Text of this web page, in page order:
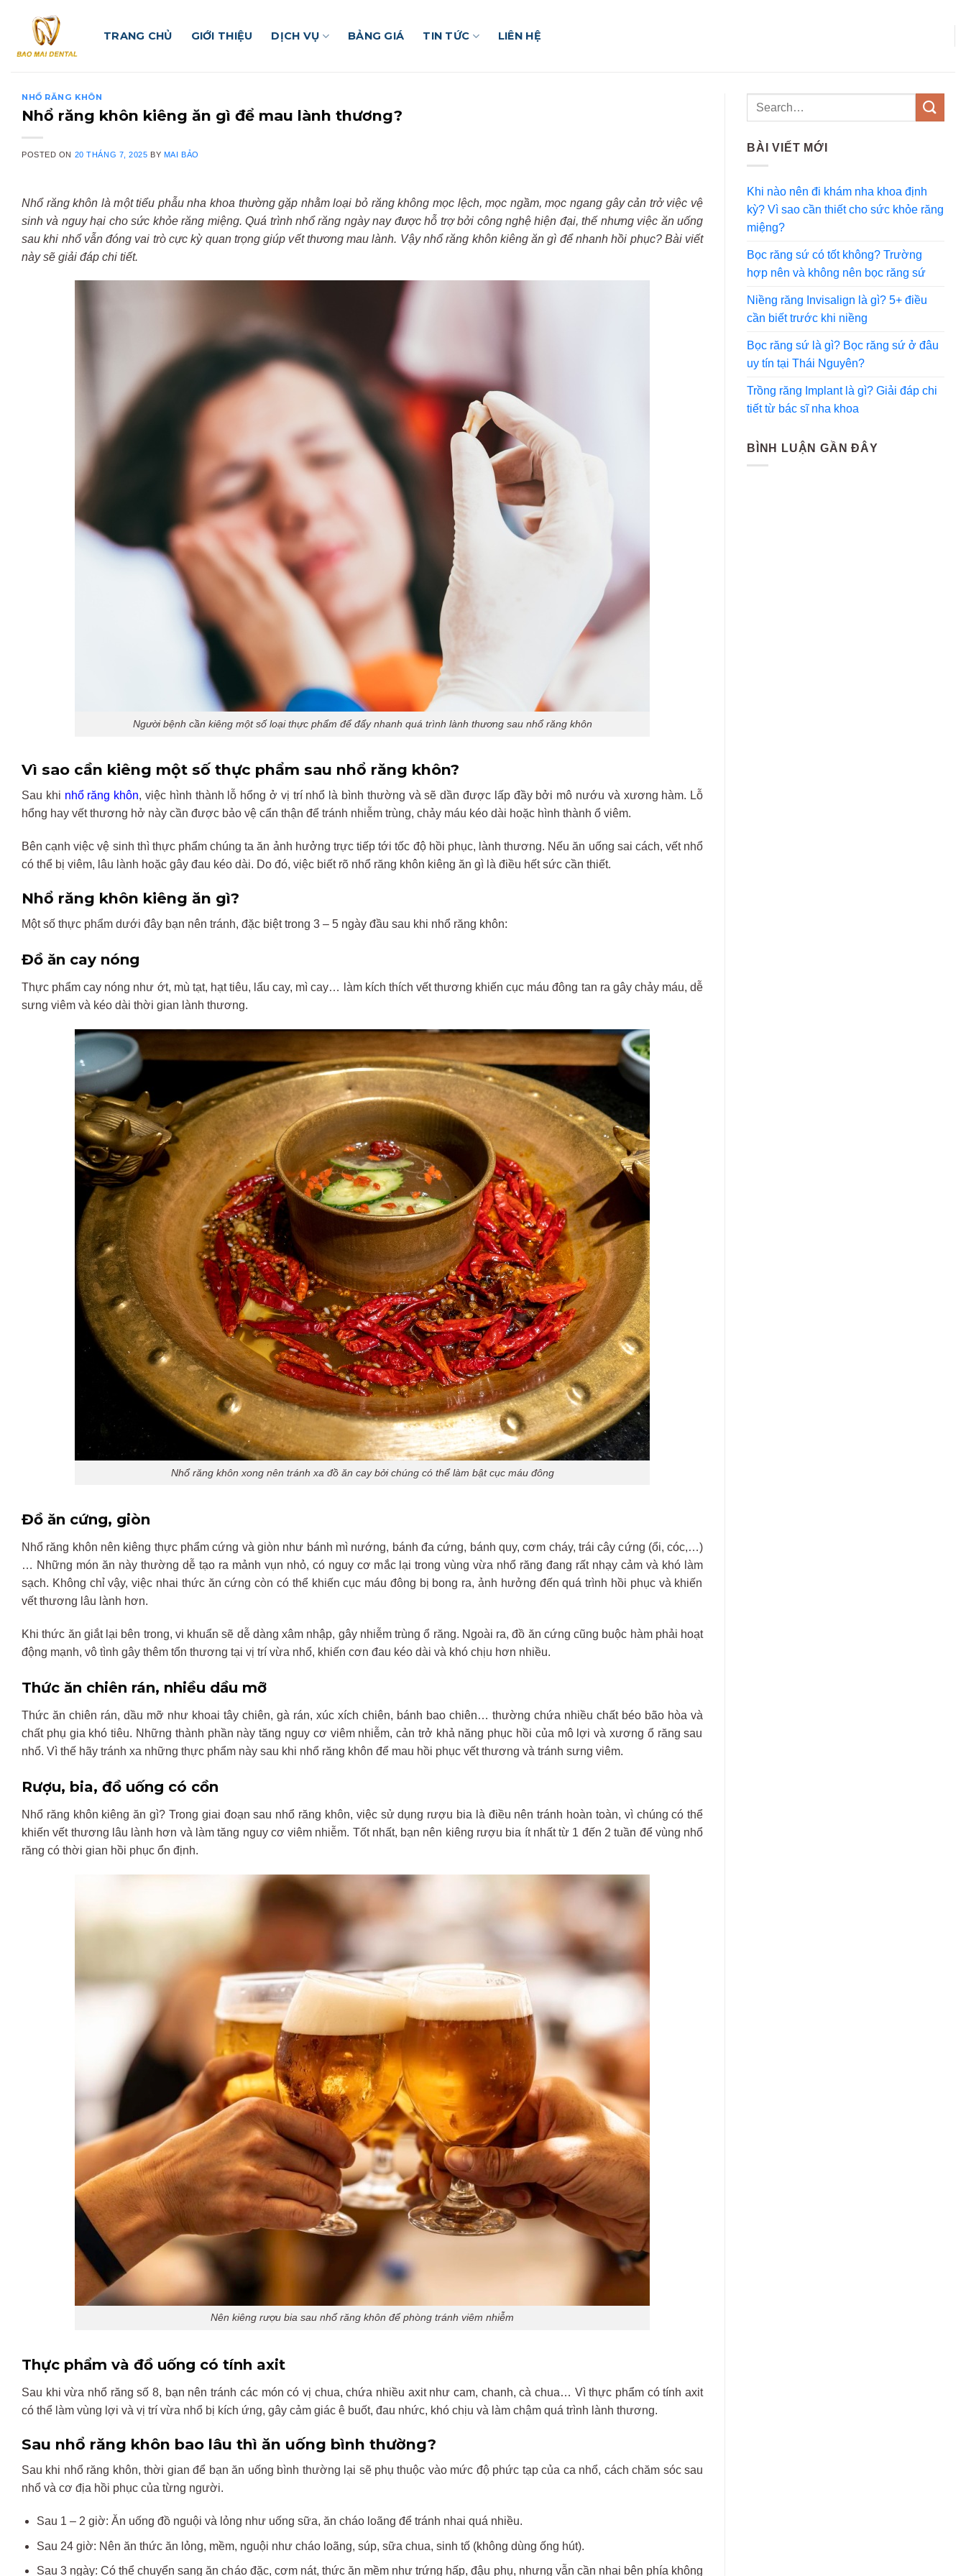
content
TRANG CHỦ GIỚI THIỆU DỊCH VỤ BẢNG GIÁ TIN TỨC LIÊN HỆ
NHỔ RĂNG KHÔN
Nhổ răng khôn kiêng ăn gì để mau lành thương?
POSTED ON 20 THÁNG 7, 2025 BY MAI BẢO
Nhổ răngkhôn là một tiểu phẫu nha khoa thường gặp nhằm loại bỏ răngkhông mọc lệch, mọc ngầm, mọc ngang gâycản trở việc vệ
sinh và nguyhại cho sức khỏe răng miệng. Quá trìnhnhổ răng ngàynay được hỗ trợ bởi côngnghệ hiện đại, thế nhưng việc ăn uống
sau khi nhổ vẫnđóng vai tròcực kỳ quan trọnggiúp vết thương maulành. Vậy nhổ răng khôn kiêng ăn gì để nhanh hồi phục? Bàiviết
nàysẽ giải đáp chi tiết.
Người bệnh cần kiêng một số loại thực phẩm để đẩy nhanh quá trình lành thương sau nhổ răng khôn
Vì sao cần kiêng một số thực phẩm sau nhổ răng khôn?
Sau khi nhổ răng khôn, việc hình thành lỗ hổng ở vị trínhổ là bình thường và sẽ dần được lấp đầy bởi mô nướu và xương hàm. Lỗ
hổng hay vết thương hở này cần được bảo vệ cẩn thận để tránh nhiễm trùng, chảy máu kéo dài hoặc hình thành ổ viêm.
Bên cạnh việc vệ sinh thìthực phẩmchúng taăn ảnh hưởng trực tiếp tới tốc độ hồi phục, ành thương. Nếuăn uống sai cách, vết nhổ
có thể bị viêm, lâu lành hoặc gây đau kéo dài. Do đó, việc biết rõ nhổ răng khôn kiêng ăn gì là điều hết sức cần thiết.
Nhổ răng khôn kiêng ăn gì?
Một số thực phẩm dưới đây bạn nên tránh, đặc biệt trong 3 – 5 ngày đầu sau khi nhổ răng khôn:
Đồ ăn cay nóng
Thực phẩm cay nóng như ớt, mù tạt, hạttiêu, lẩu cay, mì cay… làm kích thích vết thương khiến cục máu đông tan ra gâychảy máu, dễ
sưng viêm và kéo dài thời gian ành thương.
Nhổ răng khôn xong nên tránh xa đồ ăn cay bởi chúng có thể làm bật cục máu đông
Đồ ăn cứng, giòn
Nhổ răng khôn nên kiêng thực phẩm cứng và giòn như bánh mìnướng, bánh đa cứng, bánh quy,cơm cháy, trái cây cứng (ổi,cóc,…)
… Những món ăn nàythường dễ tạo ra mảnh vụn nhỏ, có nguy cơ mắc lại trongvùng vừa nhổ răng đang rất nhạy cảmvà khó làm
sạch. Không chỉ vậy, việc nhai thức ăn cứngcòn cóthể khiến cục máu đông bị bong ra, ảnh hưởng đếnquá trình hồi phục và khiến
vết thương âu lành hơn.
Khi thức ăn giắt lại bên trong, vi khuẩn sẽ dễ dàng xâm nhập, gâynhiễm trùng ổ răng. Ngoài ra,đồ ăn cứng cũng buộc hàmphải hoạt
động mạnh, vô tình gây thêm tổn thương tại vị trí vừa nhổ, khiến cơn đau kéo dài và khó chịu hơn nhiều.
Thức ăn chiên rán, nhiều dầu mỡ
Thức ăn chiên rán, dầu mỡ như khoai tây chiên, gà rán, xúc xích chiên, bánh bao chiên… thường chứa nhiều chất béo bão hòa và
chất phụ gia khó tiêu. Những thành phần này tăng nguy cơ viêmnhiễm, cản trở khả năng phục hồi của môlợivà xương ổ răng sau
nhổ. Vì thế hãy tránh xa những thực phẩm này sau khi nhổ răng khôn để mau hồi phục vết thương và tránh sưng viêm.
Rượu, bia, đồ uống có cồn
Nhổ răng khôn kiêng ăn gì? Trong giai đoạn sau nhổ răng khôn, việc sử dụng rượu bia à điều nên tránh hoàn toàn, vì chúng có thể
khiến vết thương âu lành hơn và làm tăng nguy cơ viêm nhiễm. Tốt nhất, bạn nên kiêng rượu bia ítnhất từ 1 đến 2 tuần để vùng nhổ
răng có thời gian hồi phục ổn định.
Nên kiêng rượu bia sau nhổ răng khôn để phòng tránh viêm nhiễm
Thực phẩm và đồ uống có tính axit
Sau khi vừa nhổ răng số 8, bạn nên tránh các món có vị chua, chứa nhiều axit như cam, chanh,cà chua… Vìthực phẩm có tính axit
có thể àm vùng ợi và vị trí vừa nhổ bị kích ứng, gây cảm giác ê buốt, đau nhức, khó chịu và làm chậm quá trình lành thương.
Sau nhổ răng khôn bao lâu thì ăn uống bình thường?
Sau khi nhổ răng khôn, thời gianđể bạnăn uống bình thường lại sẽ phụ thuộc vào mức độ phức tạp của ca nhổ, cách chăm sóc sau
nhổ và cơ địa hồi phục của từng người.
Sau 1 – 2 giờ: Ăn uống đồ nguội và l ỏng như uống sữa, ăn cháo loãng để tránh nhai quá nhiều.
Sau 24 giờ: Nên ăn thức ăn l ỏng, mềm, nguội như cháo loãng, súp, sữa chua, sinh tố (không dùng ống hút).
Sau 3 ngày: Có thể chuyển sangăn cháo đặc, cơm nát, thức ăn mềm như trứng hấp,đậu phụ, nhưng vẫn cần nhai bên phía không
BÀI VIẾT MỚI
Khi nào nên đi khám nha khoa định
kỳ? Vì sao cần thiết cho sức khỏe răng
miệng?
Bọc răng sứ có tốt không? Trường
hợp nên và không nên bọc răng sứ
Niềng răng Invisalign là gì? 5+ điều
cần biết trước khi niềng
Bọc răng sứ là gì? Bọc răng sứ ở đâu
uy tín tại Thái Nguyên?
Trồng răng Implant là gì? Giải đáp chi
tiết từ bác sĩ nha khoa
BÌNH LUẬN GẦN ĐÂY